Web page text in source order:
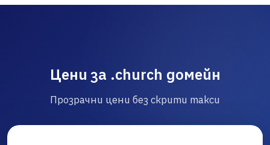
Цени за .church домейн
Прозрачни цени без скрити такси